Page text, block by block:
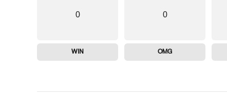
0
OMG
0
WIN